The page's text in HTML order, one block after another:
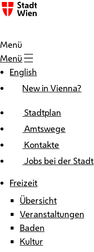
Zum Inhalt
Menü
Menü
English
New in Vienna?
Stadtplan
Amtswege
Kontakte
Jobs bei der Stadt
Freizeit
Übersicht
Veranstaltungen
Baden
Kultur